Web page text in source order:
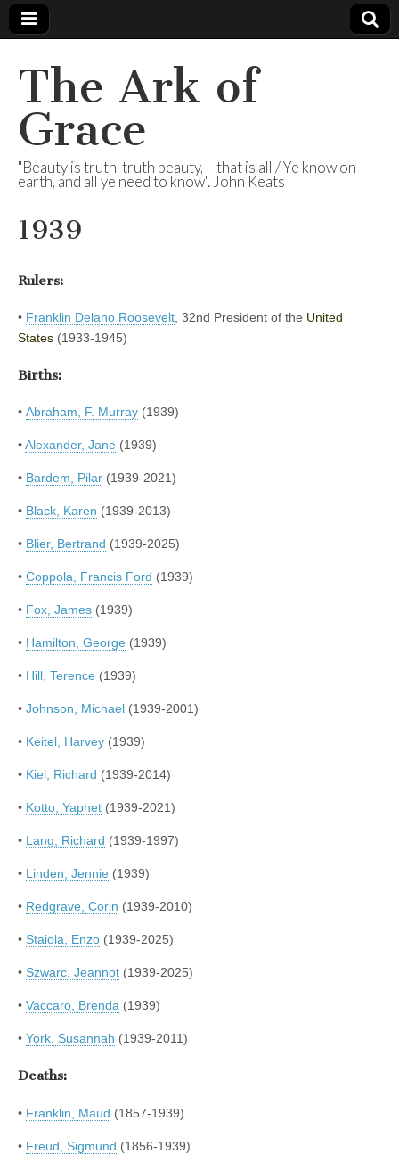
The Ark of
Grace
"Beauty is truth, truth beauty, – that is all / Ye know on
earth, and all ye need to know". John Keats
1939
Rulers:
• Franklin Delano Roosevelt, 32nd President of the United
States (1933-1945)
Births:
• Abraham, F. Murray (1939)
•Alexander, Jane (1939)
• Bardem, Pilar (1939-2021)
• Black, Karen (1939-2013)
• Blier, Bertrand (1939-2025)
• Coppola, Francis Ford (1939)
• Fox, James (1939)
• Hamilton, George (1939)
• Hill, Terence (1939)
• Johnson, Michael (1939-2001)
• Keitel, Harvey (1939)
• Kiel, Richard (1939-2014)
• Kotto, Yaphet (1939-2021)
• Lang, Richard (1939-1997)
• Linden, Jennie (1939)
• Redgrave, Corin (1939-2010)
• Staiola, Enzo (1939-2025)
• Szwarc, Jeannot (1939-2025)
• Vaccaro, Brenda (1939)
• York, Susannah (1939-2011)
Deaths:
• Franklin, Maud (1857-1939)
• Freud, Sigmund (1856-1939)